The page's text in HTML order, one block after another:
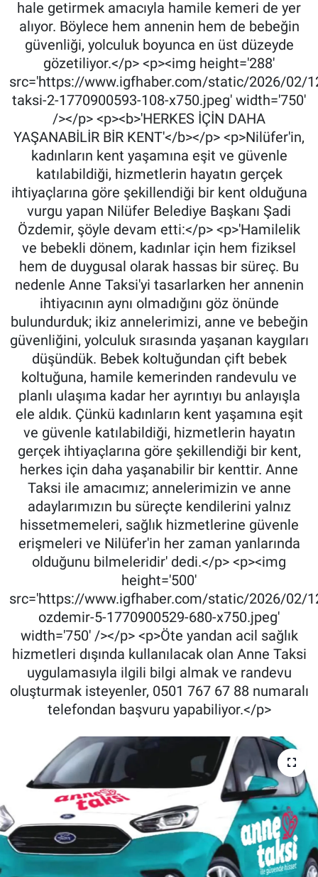
hale getirmek amacıyla hamile kemeri de yer
alıyor. Böylece hem annenin hem de bebeğin
güvenliği, yolculuk boyunca en üst düzeyde
gözetiliyor.</p> <p><img height='288'
src='https://www.igfhaber.com/static/2026/02/
taksi-2-1770900593-108-x750.jpeg' width='750'
/></p> <p><b>'HERKES İÇİN DAHA
YAŞANABİLİR BİR KENT'</b></p> <p>Nilüfer'in,
kadınların kent yaşamına eşit ve güvenle
katılabildiği, hizmetlerin hayatın gerçek
ihtiyaçlarına göre şekillendiği bir kent olduğuna
vurgu yapan Nilüfer Belediye Başkanı Şadi
Özdemir, şöyle devam etti:</p> <p>'Hamilelik
ve bebekli dönem, kadınlar için hem fiziksel
hem de duygusal olarak hassas bir süreç. Bu
nedenle Anne Taksi'yi tasarlarken her annenin
ihtiyacının aynı olmadığını göz önünde
bulundurduk; ikiz annelerimizi, anne ve bebeğin
güvenliğini, yolculuk sırasında yaşanan kaygıları
düşündük. Bebek koltuğundan çift bebek
koltuğuna, hamile kemerinden randevulu ve
planlı ulaşıma kadar her ayrıntıyı bu anlayışla
ele aldık. Çünkü kadınların kent yaşamına eşit
ve güvenle katılabildiği, hizmetlerin hayatın
gerçek ihtiyaçlarına göre şekillendiği bir kent,
herkes için daha yaşanabilir bir kenttir. Anne
Taksi ile amacımız; annelerimizin ve anne
adaylarımızın bu süreçte kendilerini yalnız
hissetmemeleri, sağlık hizmetlerine güvenle
erişmeleri ve Nilüfer'in her zaman yanlarında
olduğunu bilmeleridir' dedi.</p> <p><img
height='500'
src='https://www.igfhaber.com/static/2026/02/
ozdemir-5-1770900529-680-x750.jpeg'
width='750' /></p> <p>Öte yandan acil sağlık
hizmetleri dışında kullanılacak olan Anne Taksi
uygulamasıyla ilgili bilgi almak ve randevu
oluşturmak isteyenler, 0501 767 67 88 numaralı
telefondan başvuru yapabiliyor.</p>